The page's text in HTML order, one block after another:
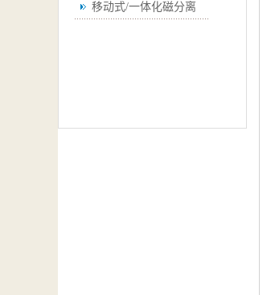
移动式/一体化磁分离